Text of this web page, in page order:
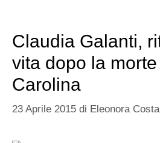
Claudia Galanti,
vita dopo la
Carolina
23 Aprile 2015 di Eleonora Costa